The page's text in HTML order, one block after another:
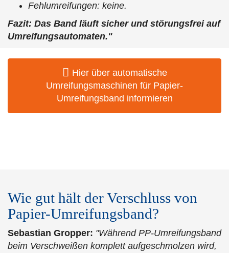
Fehlumreifungen: keine.
Fazit: Das Band läuft sicher und störungsfrei auf
Umreifungsautomaten."
Hier über automatische
Umreifungsmaschinen für Papier-
Umreifungsband informieren
Wie gut hält der Verschluss von
Papier-Umreifungsband?
Sebastian Gropper: "Während PP-Umreifungsband
beim Verschweißen komplett aufgeschmolzen wird,